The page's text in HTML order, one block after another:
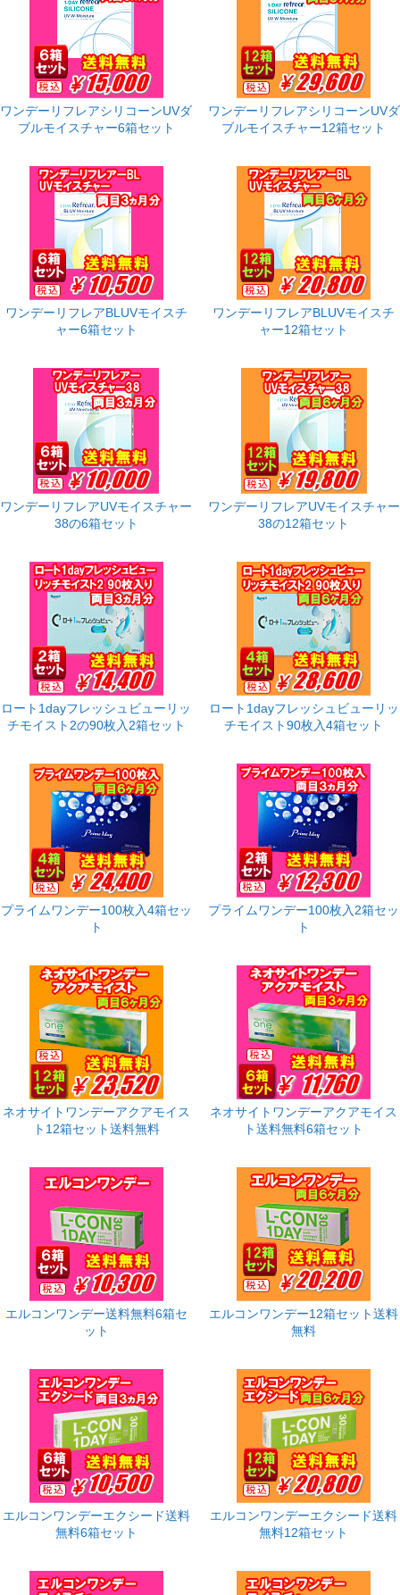
ワンデーリフレアシリコーンUVダ
ブルモイスチャー6箱セット
ワンデーリフレアシリコーンUVダ
ブルモイスチャー12箱セット
ワンデーリフレアBLUVモイスチ
ャー6箱セット
ワンデーリフレアBLUVモイスチ
ャー12箱セット
ワンデーリフレアUVモイスチャー
38の6箱セット
ワンデーリフレアUVモイスチャー
38の12箱セット
ロート1dayフレッシュビューリッ
チモイスト2の90枚入2箱セット
ロート1dayフレッシュビューリッ
チモイスト90枚入4箱セット
プライムワンデー100枚入4箱セッ
ト
プライムワンデー100枚入2箱セッ
ト
ネオサイトワンデーアクアモイス
ト12箱セット送料無料
ネオサイトワンデーアクアモイス
ト送料無料6箱セット
エルコンワンデー送料無料6箱セ
ット
エルコンワンデー12箱セット送料
無料
エルコンワンデーエクシード送料
無料6箱セット
エルコンワンデーエクシード送料
無料12箱セット